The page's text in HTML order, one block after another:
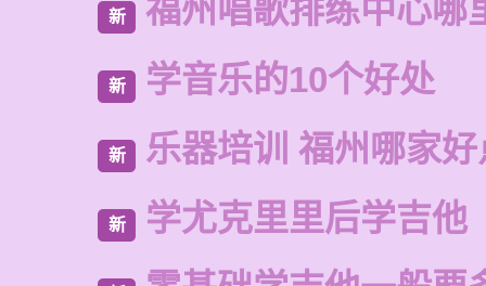
新 福州唱歌排练中心哪
新 学音乐的10个好处
新 乐器培训 福州哪家好
新 学尤克里里后学吉他